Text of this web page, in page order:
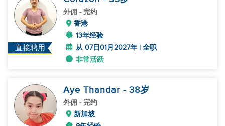
直接聘用
外佣 - 完约
香港
13年经验
从 07日01月2027年 | 全职
非常活跃
Aye Thandar - 38岁
外佣 - 完约
新加坡